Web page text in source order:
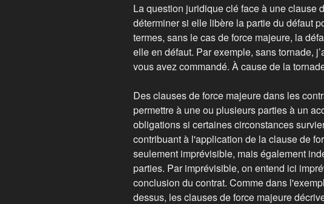
La question juridique clé face à une clause
déterminer si elle libère la partie du défaut
termes, sans le cas de force majeure, la
elle en défaut. Par exemple, sans tornade,
vous avez commandé. À cause de la
Des clauses de force majeure dans les
permettre à une ou plusieurs parties à un
obligations si certaines circonstances
contribuant à l'application de la clause de
seulement imprévisible, mais également
parties. Par imprévisible, on entend ici
conclusion du contrat. Comme dans
dessus, les clauses de force majeure